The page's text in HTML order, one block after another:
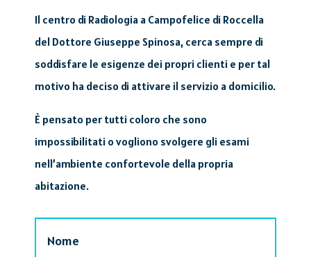
Il centro di Radiologia a Campofelice di Roccella
del Dottore Giuseppe Spinosa, cerca sempre di
soddisfare le esigenze dei propri clienti e per tal
motivo ha deciso di attivare il servizio a domicilio.
È pensato per tutti coloro che sono
impossibilitati o vogliono svolgere gli esami
nell’ambiente confortevole della propria
abitazione.